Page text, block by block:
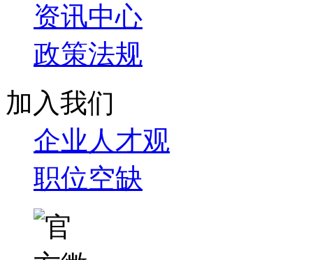
资讯中心
政策法规
加入我们
企业人才观
职位空缺